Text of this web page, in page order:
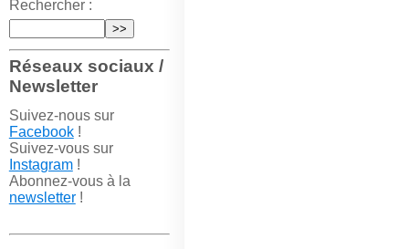
Rechercher :
Réseaux sociaux /
Newsletter
Suivez-nous sur
Facebook!
Suivez-vous sur
Instagram!
Abonnez-vous à la
newsletter!